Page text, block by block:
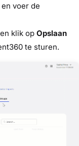
en voer de
klik op Opslaan
te sturen.